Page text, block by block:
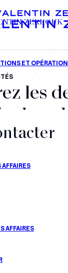
ZERROUK
et opérations
les
du
recherche